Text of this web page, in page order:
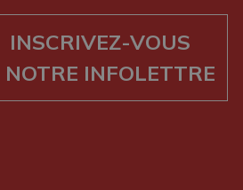
INSCRIVEZ-VOUS
INFOLETTRE